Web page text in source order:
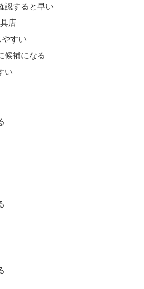
認すると早い
店
すい
候補になる
い